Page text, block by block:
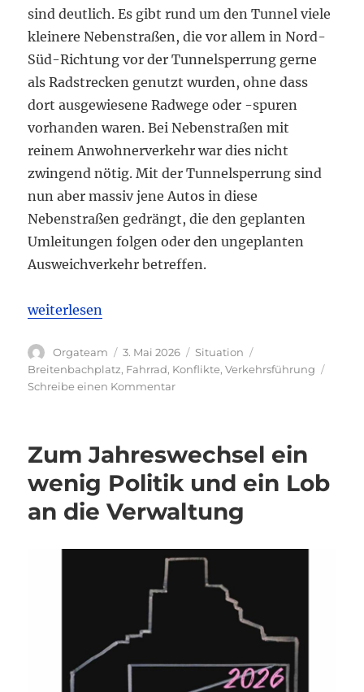
sind deutlich. Es gibt rund um den Tunnel viele
kleinere Nebenstraßen, die vor allem in Nord-
Süd-Richtung vor der Tunnelsperrung gerne
als Radstrecken genutzt wurden, ohne dass
dort ausgewiesene Radwege oder -spuren
vorhanden waren. Bei Nebenstraßen mit
reinem Anwohnerverkehr war dies nicht
zwingend nötig. Mit der Tunnelsperrung sind
nun aber massiv jene Autos in diese
Nebenstraßen gedrängt, die den geplanten
Umleitungen folgen oder den ungeplanten
Ausweichverkehr betreffen.
„Negative Entwicklung des Radverkehrs“
weiterlesen
Autor
Orgateam
Veröffentlicht
am
3. Mai 2026 Kategorien
Situation
Breitenbachplatz, Fahrrad, Konflikte,Verkehrsführung
Schreibe einen Kommentarzu
Radverkehrs
Zum Jahreswechsel ein
wenig Politik und ein Lob
an die Verwaltung